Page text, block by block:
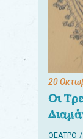
20
Οι
ΘΕΑΤΡΟ